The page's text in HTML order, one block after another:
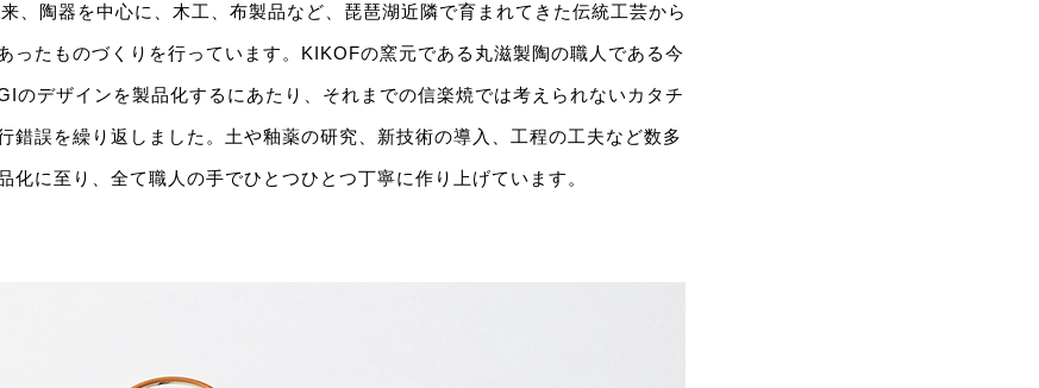
、陶器を中心に、木工、布製品など、琵琶湖近隣で育まれてきた伝統工芸から
ったものづくりを行っています。KIKOFの窯元である丸滋製陶の職人である今
のデザインを製品化するにあたり、それまでの信楽焼では考えられないカタチ
錯誤を繰り返しました。土や釉薬の研究、新技術の導入、工程の工夫など数多
化に至り、全て職人の手でひとつひとつ丁寧に作り上げています。